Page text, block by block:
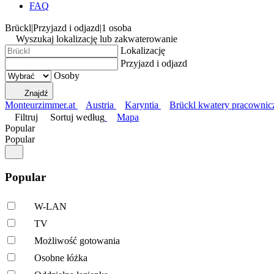
FAQ
Brückl|Przyjazd i odjazd|1 osoba
Wyszukaj lokalizację lub zakwaterowanie
Lokalizację
Przyjazd i odjazd
Osoby
Znajdź
Monteurzimmer.at Austria Karyntia
Brückl kwatery
Filtruj
Sortuj według
Mapa
Popular
Popular
Popular
W-LAN
TV
Możliwość gotowania
Osobne łóżka